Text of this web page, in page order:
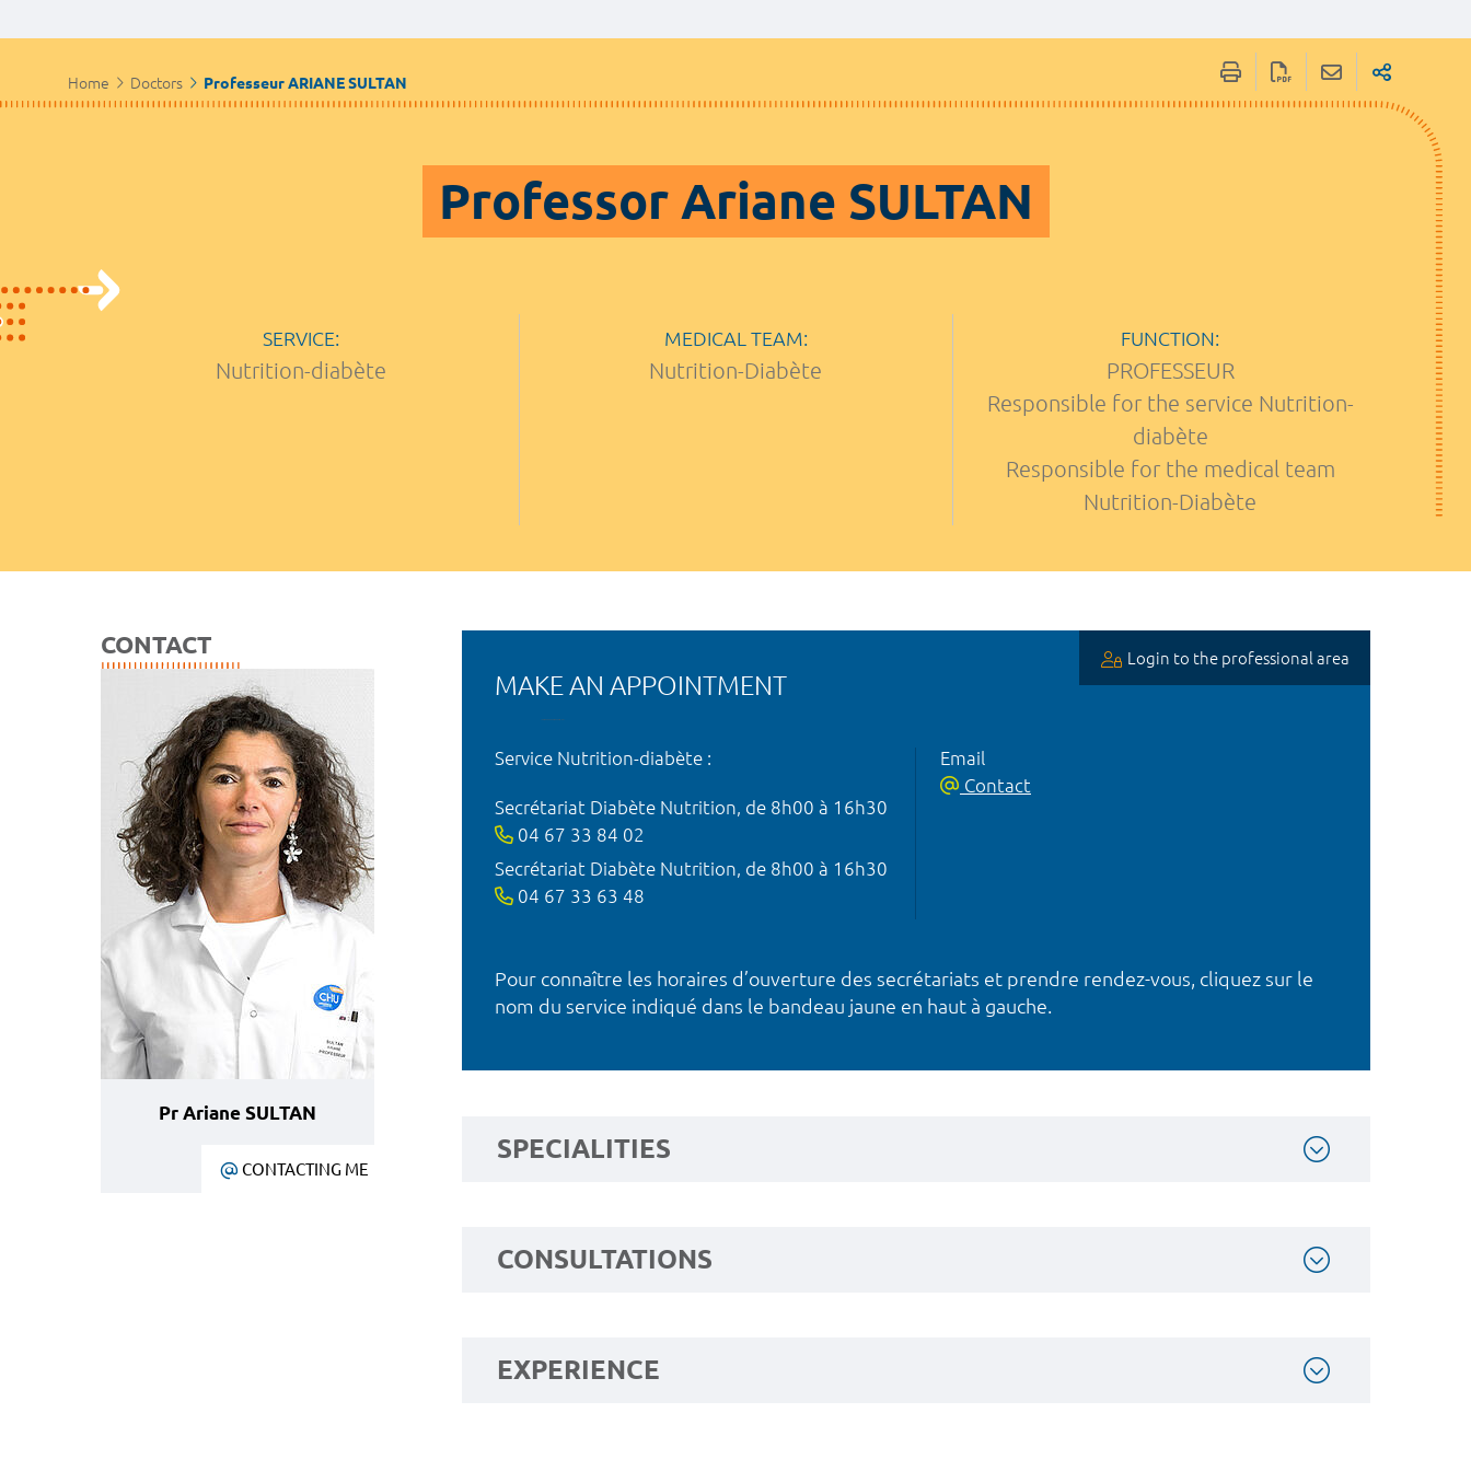
Home Doctors Professeur ARIANE SULTAN
Professor Ariane SULTAN
SERVICE:
Nutrition-diabète
MEDICAL TEAM:
Nutrition-Diabète
FUNCTION:
PROFESSEUR
Responsible for the service Nutrition-
diabète
Responsible for the medical team
Nutrition-Diabète
CONTACT
Pr Ariane SULTAN
CONTACTING ME
MAKE AN APPOINTMENT
Login to the professional area
Service Nutrition-diabète :
Secrétariat Diabète Nutrition, de 8h00 à 16h30
04 67 33 84 02
Secrétariat Diabète Nutrition, de 8h00 à 16h30
04 67 33 63 48
Email
Contact
Pour connaître les horaires d’ouverture des secrétariats et prendre rendez-vous, cliquez sur le
nom du service indiqué dans le bandeau jaune en haut à gauche.
SPECIALITIES
CONSULTATIONS
EXPERIENCE